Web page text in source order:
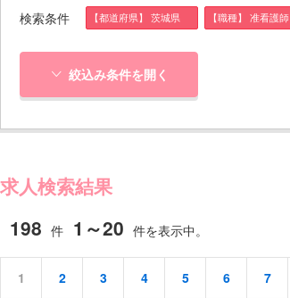
検索条件 【都道府県】 茨城県 【職種】 准看護師
絞込み条件を開く
求人検索結果
198 件 1～20 件を表示中。
1 2 3 4 5 6 7